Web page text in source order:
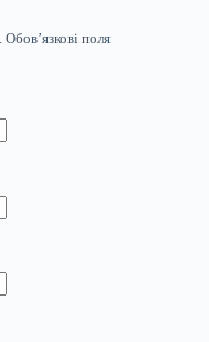
Обов’язкові поля